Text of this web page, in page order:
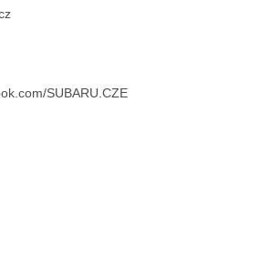
SUBARU.CZE